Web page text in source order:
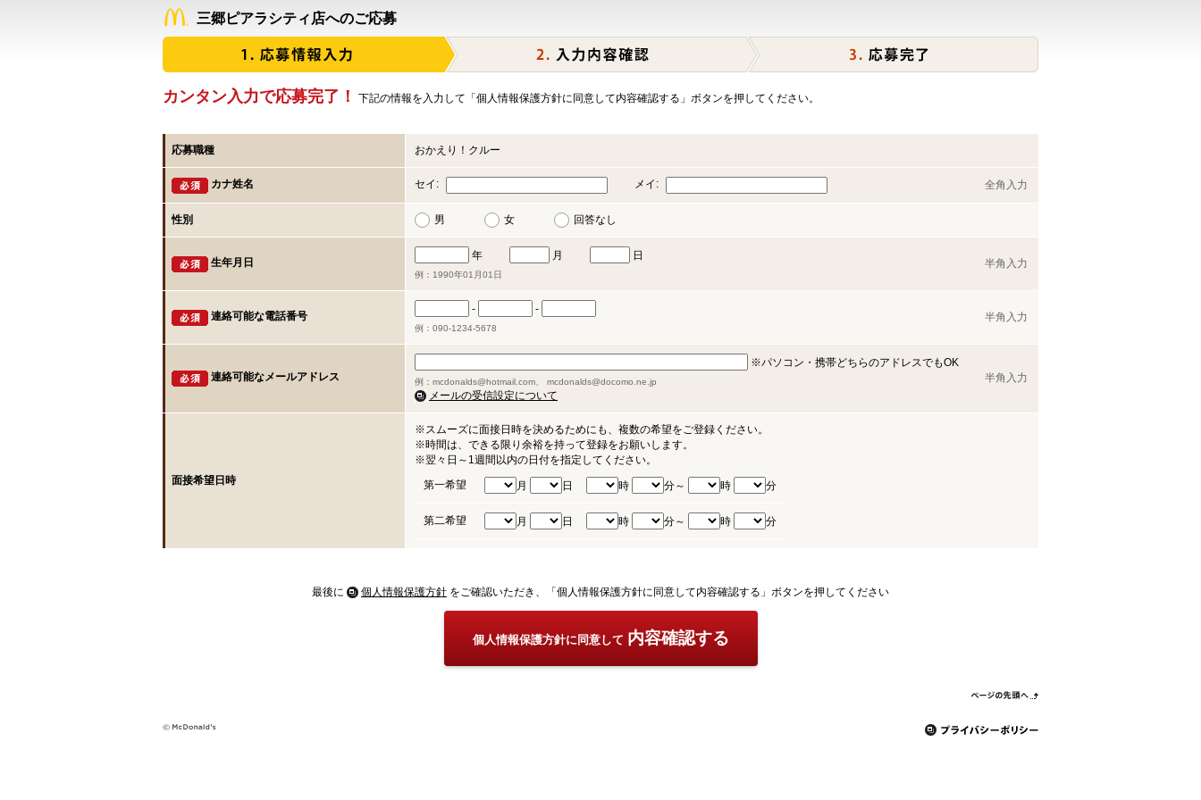
三郷ピアラシティ店へのご応募
カンタン入力で応募完了！ 下記の情報を入力して「個人情報保護方針に同意して内容確認する」ボタンを押してください。
応募職種 おかえり！クルー
カナ姓名 セイ: メイ: 全角入力
性別 男 女 回答なし
生年月日
年 月 日
例：1990年01月01日
半角入力
連絡可能な電話番号
- -
例：090-1234-5678
半角入力
連絡可能なメールアドレス
※パソコン・携帯どちらのアドレスでもOK
例：mcdonalds@hotmail.com、 mcdonalds@docomo.ne.jp
メールの受信設定について
半角入力
面接希望日時
※スムーズに面接日時を決めるためにも、複数の希望をご登録ください。
※時間は、できる限り余裕を持って登録をお願いします。
※翌々日～1週間以内の日付を指定してください。
第一希望
月 日 時 分～ 時 分
第二希望 月 日 時 分～ 時 分
最後に 個人情報保護方針 をご確認いただき、「個人情報保護方針に同意して内容確認する」ボタンを押してください
個人情報保護方針に同意して 内容確認する